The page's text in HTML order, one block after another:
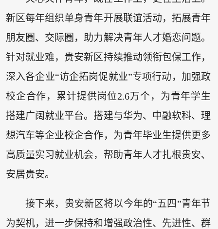
新区每年组织单身青年开展联谊活动，拓展青年
朋友圈、交际圈，助力解决青年人才婚恋问题。
针对就业难，贵安新区持续推动领衔包保工作，
深入各企业“访企拓岗促就业”专项行动，加强政
校企合作，累计提供岗位2.6万个，为青年学生
搭建广阔就业平台。搭建与华为、中融软科、理
想汽车等企业校企合作，为青年毕业生提供更多
高质量实习就业机会，帮助青年人才扎根贵安、
安居贵安。
接下来，贵安新区将以今年的“五四”青年节
为契机，进一步保持和增强政治性、先进性、群